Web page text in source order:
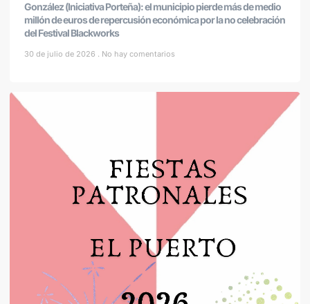
González (Iniciativa Porteña): el municipio pierde más de medio
millón de euros de repercusión económica por la no celebración
del Festival Blackworks
30 de julio de 2026 No hay comentarios